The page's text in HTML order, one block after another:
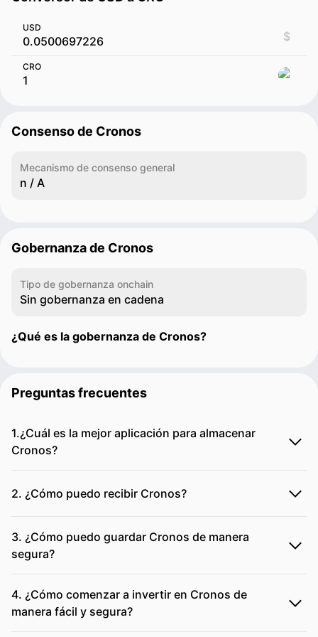
USD
$
CRO
Consenso de Cronos
Mecanismo de consenso general
n / A
Gobernanza de Cronos
Tipo de gobernanza onchain
Sin gobernanza en cadena
¿Qué es la gobernanza de Cronos?
Preguntas frecuentes
1.¿Cuál es la mejor aplicación para almacenar
Cronos?
2. ¿Cómo puedo recibir Cronos?
3. ¿Cómo puedo guardar Cronos de manera
segura?
4. ¿Cómo comenzar a invertir en Cronos de
manera fácil y segura?